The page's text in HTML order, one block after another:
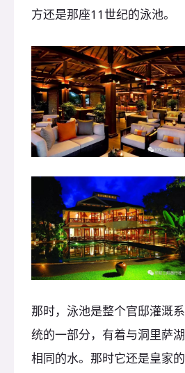
方还是那座11世纪的泳池。
那时，泳池是整个官邸灌溉系
统的一部分，有着与洞里萨湖
相同的水。那时它还是皇家的